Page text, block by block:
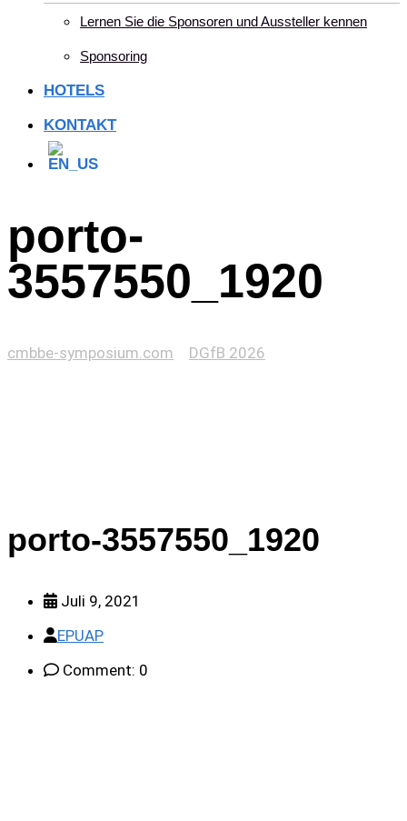
Lernen Sie die Sponsoren und Aussteller kennen
Sponsoring
HOTELS
KONTAKT
porto-
3557550_1920
cmbbe-symposium.com DGfB 2026
porto-3557550_1920
Juli 9, 2021
EPUAP
Comment: 0